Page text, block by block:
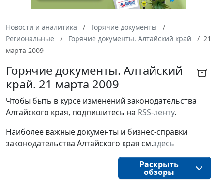
Новости и аналитика
Горячие документы
Региональные
Горячие документы. Алтайский край
21
марта 2009
Горячие документы. Алтайский
край. 21 марта 2009
Чтобы быть в курсе изменений законодательства
Алтайского края, подпишитесь на RSS-ленту.
Наиболее важные документы и бизнес-справки
законодательства Алтайского края см.здесь
Раскрыть
обзоры